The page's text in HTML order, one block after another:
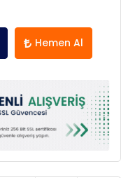
Hemen Al